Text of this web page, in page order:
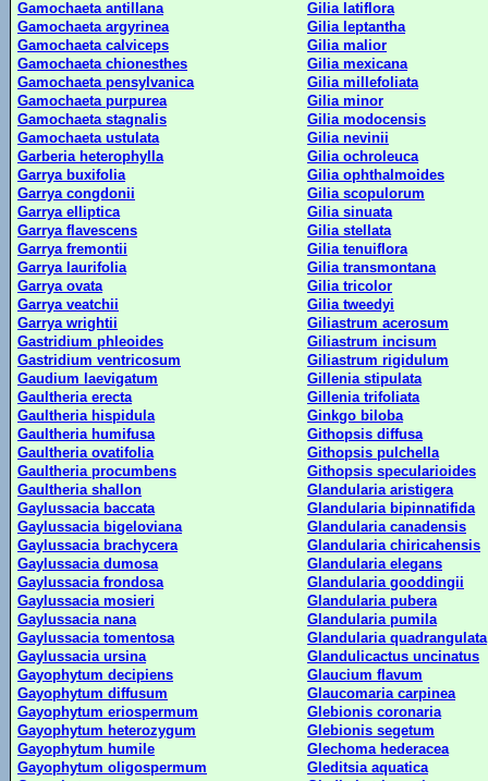
Gamochaeta antillana
Gilia latiflora
Gamochaeta argyrinea
Gilia leptantha
Gamochaeta calviceps
Gilia malior
Gamochaeta chionesthes
Gilia mexicana
Gamochaeta pensylvanica
Gilia millefoliata
Gamochaeta purpurea
Gilia minor
Gamochaeta stagnalis
Gilia modocensis
Gamochaeta ustulata
Gilia nevinii
Garberia heterophylla
Gilia ochroleuca
Garrya buxifolia
Gilia ophthalmoides
Garrya congdonii
Gilia scopulorum
Garrya elliptica
Gilia sinuata
Garrya flavescens
Gilia stellata
Garrya fremontii
Gilia tenuiflora
Garrya laurifolia
Gilia transmontana
Garrya ovata
Gilia tricolor
Garrya veatchii
Gilia tweedyi
Garrya wrightii
Giliastrum acerosum
Gastridium phleoides
Giliastrum incisum
Gastridium ventricosum
Giliastrum rigidulum
Gaudium laevigatum
Gillenia stipulata
Gaultheria erecta
Gillenia trifoliata
Gaultheria hispidula
Ginkgo biloba
Gaultheria humifusa
Githopsis diffusa
Gaultheria ovatifolia
Githopsis pulchella
Gaultheria procumbens
Githopsis specularioides
Gaultheria shallon
Glandularia aristigera
Gaylussacia baccata
Glandularia bipinnatifida
Gaylussacia bigeloviana
Glandularia canadensis
Gaylussacia brachycera
Glandularia chiricahensis
Gaylussacia dumosa
Glandularia elegans
Gaylussacia frondosa
Glandularia gooddingii
Gaylussacia mosieri
Glandularia pubera
Gaylussacia nana
Glandularia pumila
Gaylussacia tomentosa
Glandularia quadrangulata
Gaylussacia ursina
Glandulicactus uncinatus
Gayophytum decipiens
Glaucium flavum
Gayophytum diffusum
Glaucomaria carpinea
Gayophytum eriospermum
Glebionis coronaria
Gayophytum heterozygum
Glebionis segetum
Gayophytum humile
Glechoma hederacea
Gayophytum oligospermum
Gleditsia aquatica